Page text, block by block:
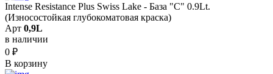
Intense Resistance Plus Swiss Lake - База "C" 0.9Lt.
(Износостойкая глубокоматовая краска)
Арт 0,9L
в наличии
0 ₽
В корзину